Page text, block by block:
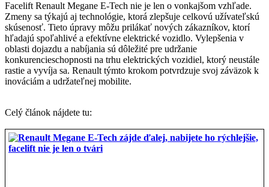
Facelift Renault Megane E-Tech nie je len o vonkajšom vzhľade.
Zmeny sa týkajú aj technológie, ktorá zlepšuje celkovú užívateľskú
skúsenosť. Tieto úpravy môžu prilákať nových zákazníkov, ktorí
hľadajú spoľahlivé a efektívne elektrické vozidlo. Vylepšenia v
oblasti dojazdu a nabíjania sú dôležité pre udržanie
konkurencieschopnosti na trhu elektrických vozidiel, ktorý neustále
rastie a vyvíja sa. Renault týmto krokom potvrdzuje svoj záväzok k
inováciám a udržateľnej mobilite.
Celý článok nájdete tu: